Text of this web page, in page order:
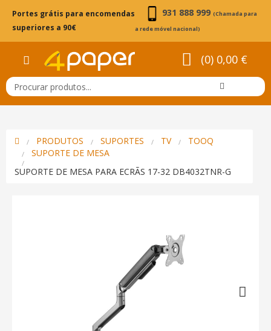
Portes grátis para encomendas
superiores a 90€
931 888 999 (Chamada para
a rede móvel nacional)
(0) 0,00 €
PRODUTOS SUPORTES TV
TOOQ
SUPORTE DE MESA
SUPORTE DE MESA PARA ECRÃS 17-32 DB4032TNR-G